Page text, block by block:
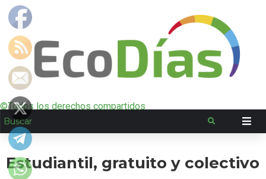
©Todos los derechos compartidos
Estudiantil, gratuito y colectivo